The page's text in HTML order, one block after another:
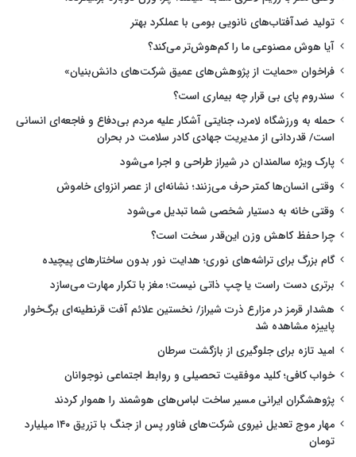
تولید ضدآفتاب‌های نانویی بومی با عملکرد بهتر
آیا هوش مصنوعی ما را کم‌هوش‌تر می‌کند؟
فراخوان «حمایت از پژوهش‌های عمیق شرکت‌های دانش‌بنیان»
سندروم پای بی قرار چه بیماری است؟
حمله به ورزشگاه لامرد، جنایتی آشکار علیه مردم بی‌دفاع و فاجعه‌ای انسانی
است/ قدردانی از مدیریت جهادی کادر سلامت در بحران
پارک ویژه سالمندان در شیراز طراحی و اجرا می‌شود
وقتی انسان‌ها کمتر حرف می‌زنند؛ نشانه‌ای از عصر انزوای خاموش
وقتی خانه به دستیار شخصی شما تبدیل می‌شود
چرا حفظ کاهش وزن این‌قدر سخت است؟
گام بزرگ برای تراشه‌های نوری؛ هدایت نور بدون ساختارهای پیچیده
برتری دست راست یا چپ ذاتی نیست؛ مغز با تکرار مهارت می‌سازد
هشدار قرمز در مزارع ذرت شیراز/ نخستین علائم آفت قرنطینه‌ای برگ‌خوار
پاییزه مشاهده شد
امید تازه برای جلوگیری از بازگشت سرطان
خواب کافی؛ کلید موفقیت تحصیلی و روابط اجتماعی نوجوانان
پژوهشگران ایرانی مسیر ساخت لباس‌های هوشمند را هموار کردند
مهار موج تعدیل نیروی شرکت‌های فناور پس از جنگ با تزریق ۱۴۰ میلیارد
تومان